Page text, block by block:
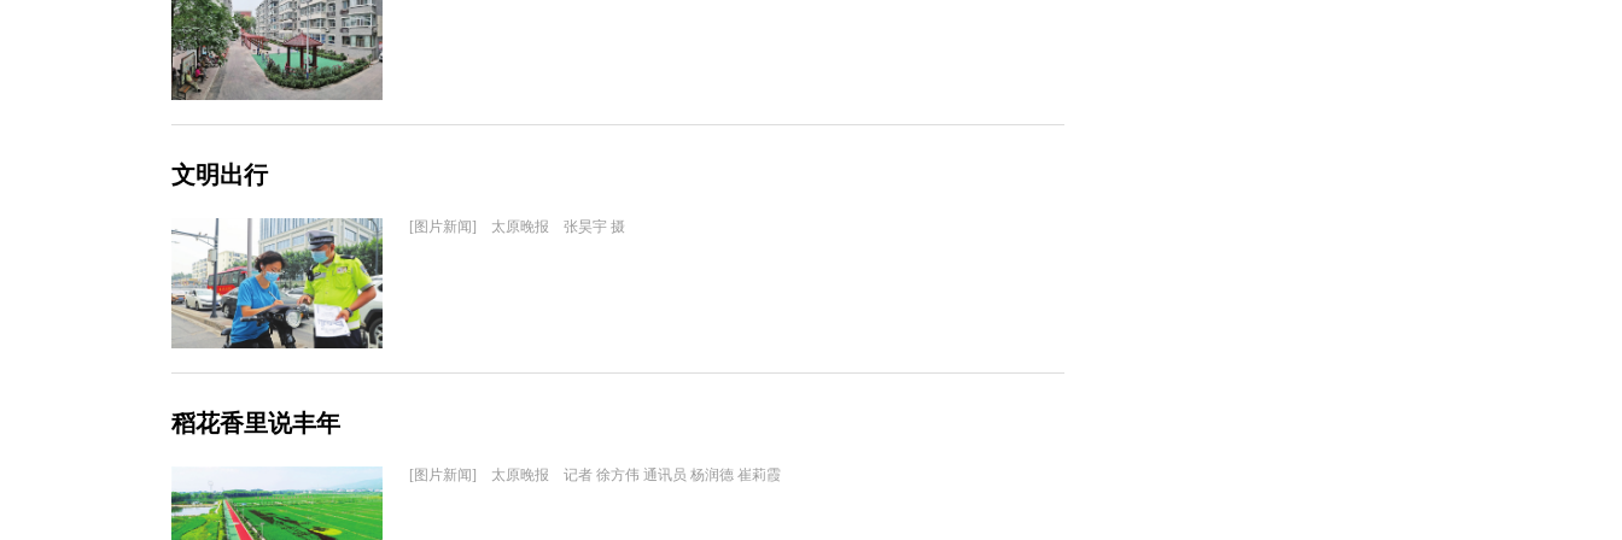
文明出行
[图片新闻] 太原晚报 张昊宇 摄
稻花香里说丰年
[图片新闻] 太原晚报 记者 徐方伟 通讯员 杨润德 崔莉霞